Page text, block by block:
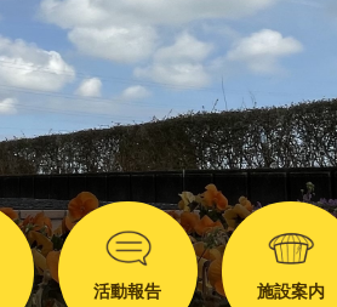
活動報告 施設案内